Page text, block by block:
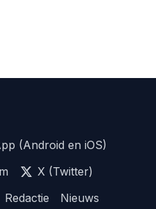
(Android en iOS)
X (Twitter)
Redactie
Nieuws